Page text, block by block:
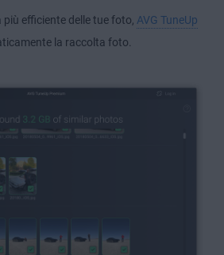
efficiente delle tue foto, AVG TuneUp
la raccolta foto.